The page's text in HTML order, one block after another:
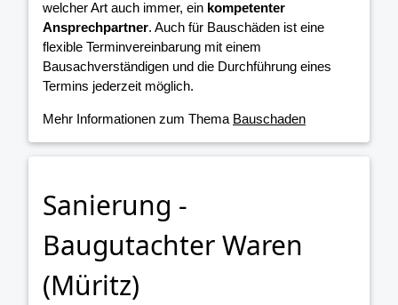
welcher Art auch immer, ein kompetenter
Ansprechpartner. Auch für Bauschäden ist eine
flexible Terminvereinbarung mit einem
Bausachverständigen und die Durchführung eines
Termins jederzeit möglich.
Mehr Informationen zum Thema Bauschaden
Sanierung -
Baugutachter Waren
(Müritz)